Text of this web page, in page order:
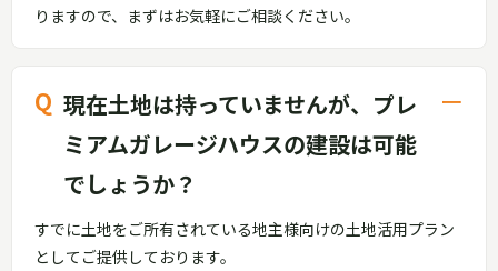
りますので、まずはお気軽にご相談ください。
現在土地は持っていませんが、プレ
ミアムガレージハウスの建設は可能
でしょうか？
すでに土地をご所有されている地主様向けの土地活用プラン
としてご提供しております。